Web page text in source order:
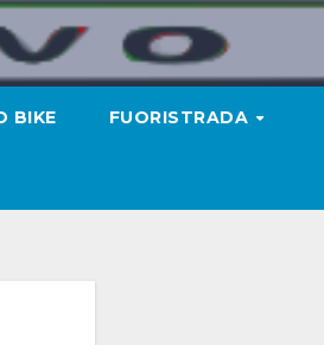
BIKE FUORISTRADA